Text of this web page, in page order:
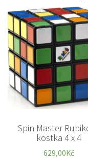
Spin Master
kostka 4 x 4
629,00Kč